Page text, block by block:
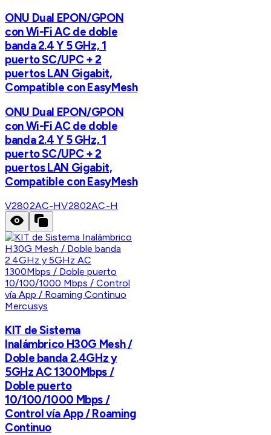
ONU Dual EPON/GPON
con Wi-Fi AC de doble
banda 2.4 Y 5 GHz, 1
puerto SC/UPC + 2
puertos LAN Gigabit,
Compatible con EasyMesh
ONU Dual EPON/GPON
con Wi-Fi AC de doble
banda 2.4 Y 5 GHz, 1
puerto SC/UPC + 2
puertos LAN Gigabit,
Compatible con EasyMesh
V2802AC-HV2802AC-H
Mercusys
KIT de Sistema
Inalámbrico H30G Mesh /
Doble banda 2.4GHz y
5GHz AC 1300Mbps /
Doble puerto
10/100/1000 Mbps /
Control vía App / Roaming
Continuo